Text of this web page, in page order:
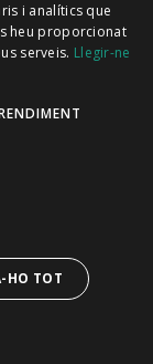
CATALAN
PORTUGUESE
i analítics que
heu proporcionat
serveis. Llegir-ne
HO TOT